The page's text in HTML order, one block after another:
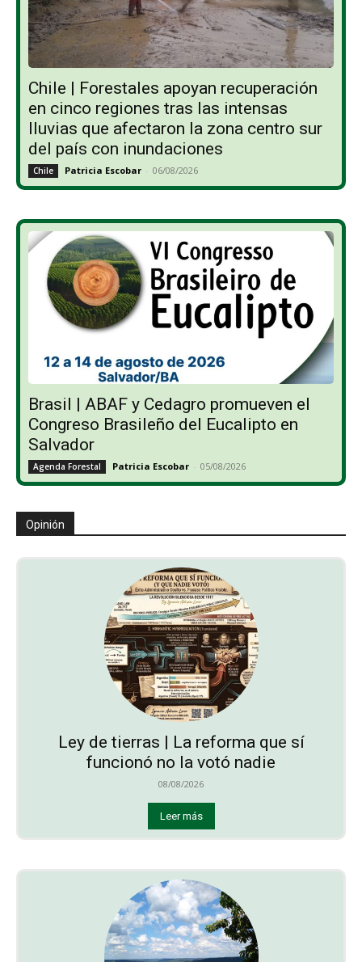
Chile | Forestales apoyan recuperación
en cinco regiones tras las intensas
lluvias que afectaron la zona centro sur
del país con inundaciones
Chile Patricia Escobar - 06/08/2026
Brasil | ABAF y Cedagro promueven el
Congreso Brasileño del Eucalipto en
Salvador
Agenda Forestal Patricia Escobar - 05/08/2026
Opinión
Ley de tierras | La reforma que sí
funcionó no la votó nadie
08/08/2026
Leer más